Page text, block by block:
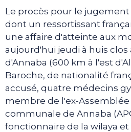
Le procès pour le
dont un ressortissant
une affaire d'atteinte aux
aujourd'hui jeudi à huis
d'Annaba (600 km à l'est
Baroche, de nationalité
accusé, quatre médecins
membre de l'ex-
communale de Annaba
fonctionnaire de la wilaya